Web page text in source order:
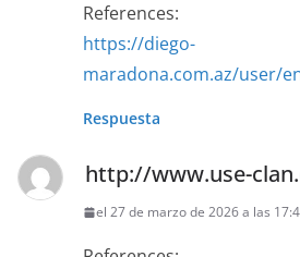
References:
https://diego-
maradona.com.az/user/
Respuesta
http://www.use-
el 27 de marzo de 2026 a las